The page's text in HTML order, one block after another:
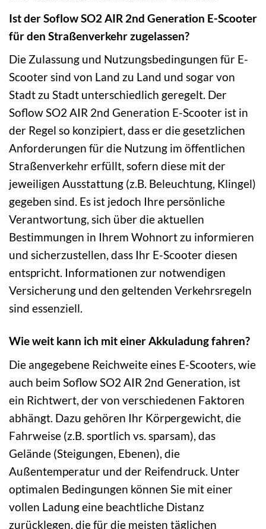
Ist der Soflow SO2 AIR 2nd Generation E-Scooter
für den Straßenverkehr zugelassen?
Die Zulassung und Nutzungsbedingungen für E-
Scooter sind von Land zu Land und sogar von
Stadt zu Stadt unterschiedlich geregelt. Der
Soflow SO2 AIR 2nd Generation E-Scooter ist in
der Regel so konzipiert, dass er die gesetzlichen
Anforderungen für die Nutzung im öffentlichen
Straßenverkehr erfüllt, sofern diese mit der
jeweiligen Ausstattung (z.B. Beleuchtung, Klingel)
gegeben sind. Es ist jedoch Ihre persönliche
Verantwortung, sich über die aktuellen
Bestimmungen in Ihrem Wohnort zu informieren
und sicherzustellen, dass Ihr E-Scooter diesen
entspricht. Informationen zur notwendigen
Versicherung und den geltenden Verkehrsregeln
sind essenziell.
Wie weit kann ich mit einer Akkuladung fahren?
Die angegebene Reichweite eines E-Scooters, wie
auch beim Soflow SO2 AIR 2nd Generation, ist
ein Richtwert, der von verschiedenen Faktoren
abhängt. Dazu gehören Ihr Körpergewicht, die
Fahrweise (z.B. sportlich vs. sparsam), das
Gelände (Steigungen, Ebenen), die
Außentemperatur und der Reifendruck. Unter
optimalen Bedingungen können Sie mit einer
vollen Ladung eine beachtliche Distanz
zurücklegen, die für die meisten täglichen